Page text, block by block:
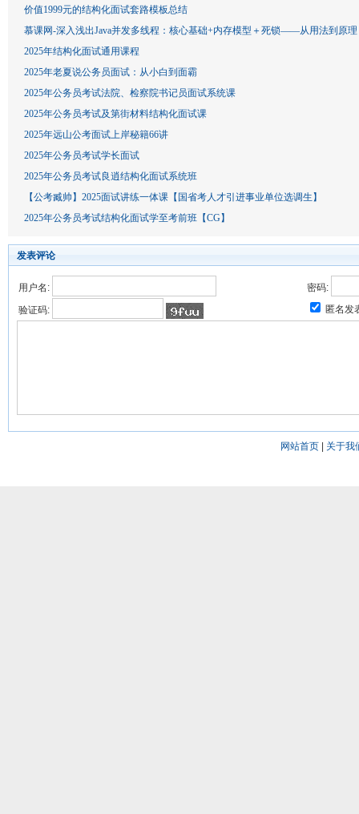
价值1999元的结构化面试套路模板总结
慕课网-深入浅出Java并发多线程：核心基础+内存模型＋死锁——从用法到原
2025年结构化面试通用课程
2025年老夏说公务员面试：从小白到面霸
2025年公务员考试法院、检察院书记员面试系统课
2025年公务员考试及第街材料结构化面试课
2025年远山公考面试上岸秘籍66讲
2025年公务员考试学长面试
2025年公务员考试良逍结构化面试系统班
【公考臧帅】2025面试讲练一体课【国省考人才引进事业单位选调生】
2025年公务员考试结构化面试学至考前班【CG】
发表评论
用户名:
密码:
验证码:
匿名发
网站首页| 关于我